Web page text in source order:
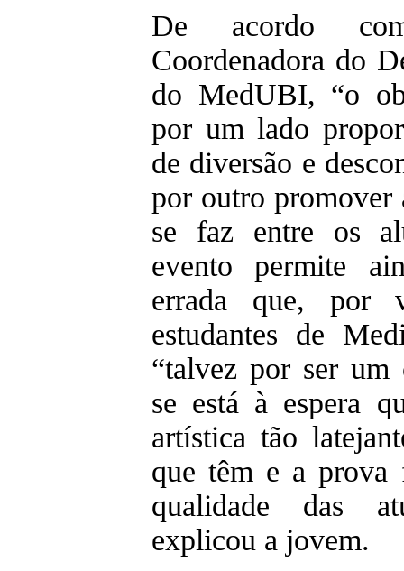
De acordo
Coordenadora do
do MedUBI, “o
por um lado
de diversão e
por outro promover
se faz entre os
evento permite
errada que, por
estudantes de
“talvez por ser
se está à espera
artística tão
que têm e a prova
qualidade das
explicou a jovem.